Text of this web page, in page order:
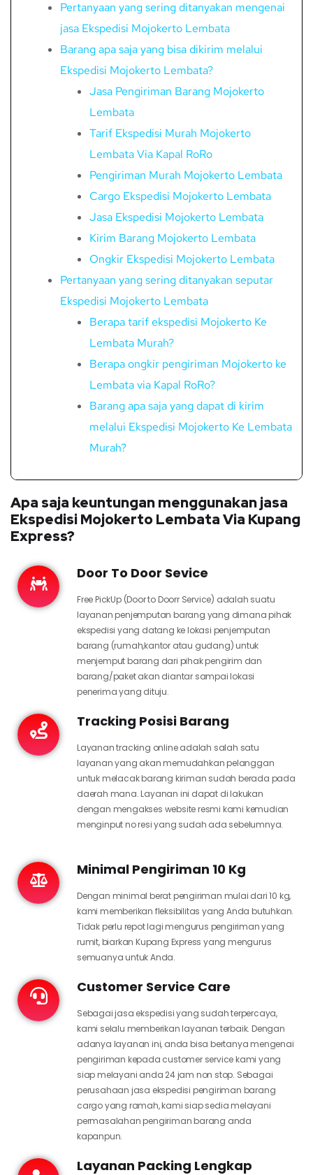
Pertanyaan yang sering ditanyakan mengenai
jasa Ekspedisi Mojokerto Lembata
Barang apa saja yang bisa dikirim melalui
Ekspedisi Mojokerto Lembata?
Jasa Pengiriman Barang Mojokerto
Lembata
Tarif Ekspedisi Murah Mojokerto
Lembata Via Kapal RoRo
Pengiriman Murah Mojokerto Lembata
Cargo Ekspedisi Mojokerto Lembata
Jasa Ekspedisi Mojokerto Lembata
Kirim Barang Mojokerto Lembata
Ongkir Ekspedisi Mojokerto Lembata
Pertanyaan yang sering ditanyakan seputar
Ekspedisi Mojokerto Lembata
Berapa tarif ekspedisi Mojokerto Ke
Lembata Murah?
Berapa ongkir pengiriman Mojokerto ke
Lembata via Kapal RoRo?
Barang apa saja yang dapat di kirim
melalui Ekspedisi Mojokerto Ke Lembata
Murah?
Apa saja keuntungan menggunakan jasa
Ekspedisi Mojokerto Lembata Via Kupang
Express?
Door To Door Sevice
Free PickUp (Door to Doorr Service) adalah suatu
layanan penjemputan barang yang dimana pihak
ekspedisi yang datang ke lokasi penjemputan
barang (rumah,kantor atau gudang) untuk
menjemput barang dari pihak pengirim dan
barang/paket akan diantar sampai lokasi
penerima yang dituju.
Tracking Posisi Barang
Layanan tracking online adalah salah satu
layanan yang akan memudahkan pelanggan
untuk melacak barang kiriman sudah berada pada
daerah mana. Layanan ini dapat di lakukan
dengan mengakses website resmi kami kemudian
menginput no resi yang sudah ada sebelumnya.
Minimal Pengiriman 10 Kg
Dengan minimal berat pengiriman mulai dari 10 kg,
kami memberikan fleksibilitas yang Anda butuhkan.
Tidak perlu repot lagi mengurus pengiriman yang
rumit, biarkan Kupang Express yang mengurus
semuanya untuk Anda.
Customer Service Care
Sebagai jasa ekspedisi yang sudah terpercaya,
kami selalu memberikan layanan terbaik. Dengan
adanya layanan ini, anda bisa bertanya mengenai
pengiriman kepada customer service kami yang
siap melayani anda 24 jam non stop. Sebagai
perusahaan jasa ekspedisi pengiriman barang
cargo yang ramah, kami siap sedia melayani
permasalahan pengiriman barang anda
kapanpun.
Layanan Packing Lengkap